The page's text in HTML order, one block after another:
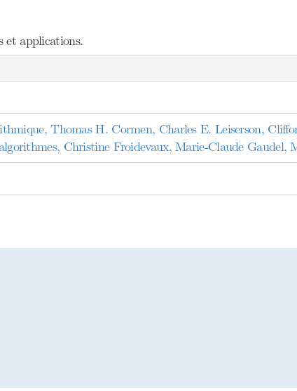
et applications.
Thomas H. Cormen, Charles E. Leiserson,
Christine Froidevaux, Marie-Claude Gaudel,